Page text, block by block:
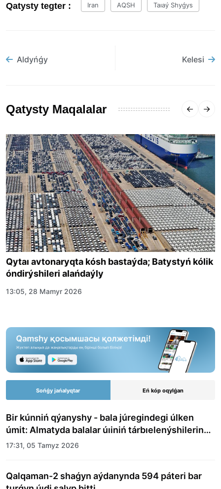
Qatysty tegter : Iran AQSH Taıaý Shyǵys
Aldyńǵy Kelesi
Qatysty Maqalalar
Qytaı avtonaryqta kósh bastaýda; Batystyń kólik
óndirýshileri alańdaýly
13:05, 28 Mamyr 2026
Sońǵy jańalyqtar Eń kóp oqylǵan
Bir kúnniń qýanyshy - bala júregindegi úlken
úmit: Almatyda balalar úıiniń tárbıelenýshilerine
merekelik kún uıymdastyryldy
17:31, 05 Tamyz 2026
Qalqaman-2 shaǵyn aýdanynda 594 páteri bar